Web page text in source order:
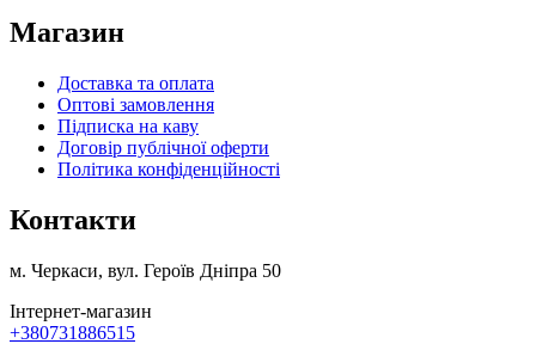
Магазин
Доставка та оплата
Оптові замовлення
Підписка на каву
Договір публічної оферти
Політика конфіденційності
Контакти
м. Черкаси, вул. Героїв Дніпра 50
Інтернет-магазин
+380731886515